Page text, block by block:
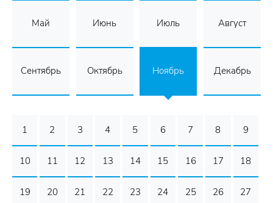
Май Июнь Июль Август
Сентябрь Октябрь Ноябрь Декабрь
1 2 3 4 5 6 7 8 9
10 11 12 13 14 15 16 17 18
19 20 21 22 23 24 25 26 27